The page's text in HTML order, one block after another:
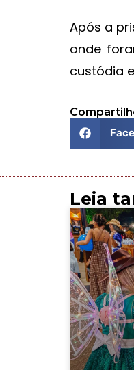
Após a
onde
custódia
Leia